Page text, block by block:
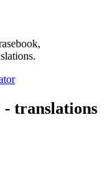
translations